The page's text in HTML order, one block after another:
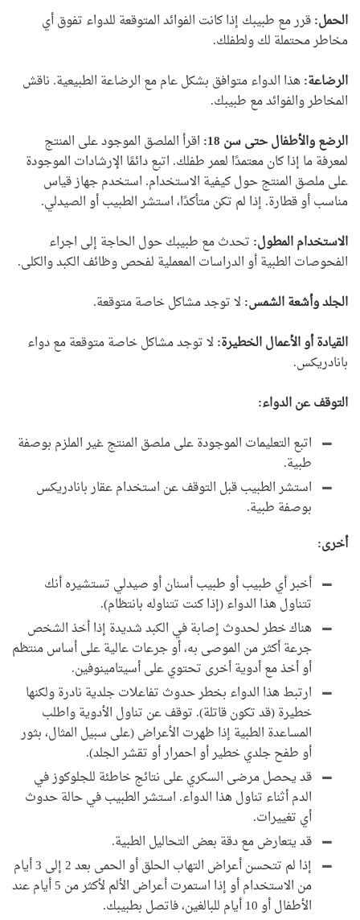
الحمل:قرر مع طبيبك إذا كانت الفوائد المتوقعة للدواء تفوق أي
مخاطر محتملة لك ولطفلك.
الرضاعة: هذا الدواء متوافق بشكل عام مع الرضاعة الطبيعية. ناقش
المخاطر والفوائد مع طبيبك.
الرضع والأطفال حتى سن 18:
اقرأ الملصق الموجود على المنتج
لمعرفة ما إذا كان معتمدًا لعمر طفلك. اتبع دائمًا الإرشادات الموجودة
على ملصق المنتج حول كيفية الاستخدام. استخدم جهاز قياس
مناسب أو قطارة. إذا لم تكن متأكدًا، استشر الطبيب أو الصيدلي.
الاستخدام المطول: تحدث مع طبيبك حول الحاجة إلى اجراء
الفحوصات الطبية أو الدراسات المعملية لفحص وظائف الكبد والكلى.
الجلد وأشعة الشمس:لا توجد مشاكل خاصة متوقعة.
القيادة أو الأعمال الخطيرة:لا توجد مشاكل خاصة متوقعة مع دواء
بانادريكس.
التوقف عن الدواء:
اتبع التعليمات الموجودة على ملصق المنتج غير الملزم بوصفة
طبية.
استشر الطبيب قبل التوقف عن استخدام عقار بانادريكس
بوصفة طبية.
أخرى:
أخبر أي طبيب أو طبيب أسنان أو صيدلي تستشيره أنك
تتناول هذا الدواء (إذا كنت تتناوله بانتظام).
هناك خطر لحدوث إصابة في الكبد شديدة إذا أخذ الشخص
جرعة أكثر من الموصى به، أو جرعات عالية على أساس منتظم
أو أخذ مع أدوية أخرى تحتوي على أسيتامينوفين.
ارتبط هذا الدواء بخطر حدوث تفاعلات جلدية نادرة ولكنها
خطيرة (قد تكون قاتلة). توقف عن تناول الأدوية واطلب
المساعدة الطبية إذا ظهرت الأعراض (على سبيل المثال، بثور
أو طفح جلدي خطير أو احمرار أو تقشر الجلد).
قد يحصل مرضى السكري على نتائج خاطئة للجلوكوز في
الدم أثناء تناول هذا الدواء. استشر الطبيب في حالة حدوث
أي تغييرات.
قد يتعارض مع دقة بعض التحاليل الطبية.
إذا لم تتحسن أعراض التهاب الحلق أو الحمى بعد 2 إلى 3 أيام
من الاستخدام أو إذا استمرت أعراض الألم لأكثر من 5 أيام عند
الأطفال أو 10 أيام للبالغين، فاتصل بطبيبك.